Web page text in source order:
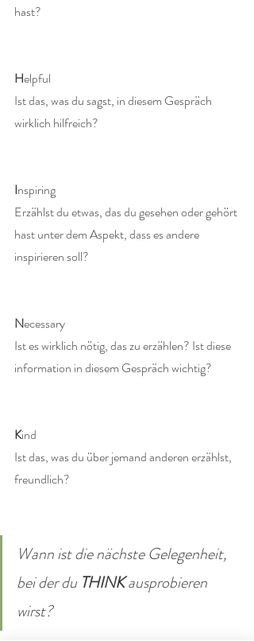
hast?
Helpful
Ist das, was du sagst, in diesem Gespräch
wirklich hilfreich?
Inspiring
Erzählst du etwas, das du gesehen oder gehört
hast unter dem Aspekt, dass es andere
inspirieren soll?
Necessary
Ist es wirklich nötig, das zu erzählen? Ist diese
information in diesem Gespräch wichtig?
Kind
Ist das, was du über jemand anderen erzählst,
freundlich?
Wann ist die nächste Gelegenheit,
bei der du THINK ausprobieren
wirst?